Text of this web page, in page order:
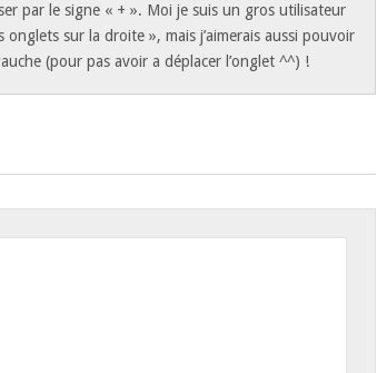
par le signe « + ». Moi je suis un gros utilisateur
onglets sur la droite », mais j’aimerais aussi pouvoir
(pour pas avoir a déplacer l’onglet ^^) !